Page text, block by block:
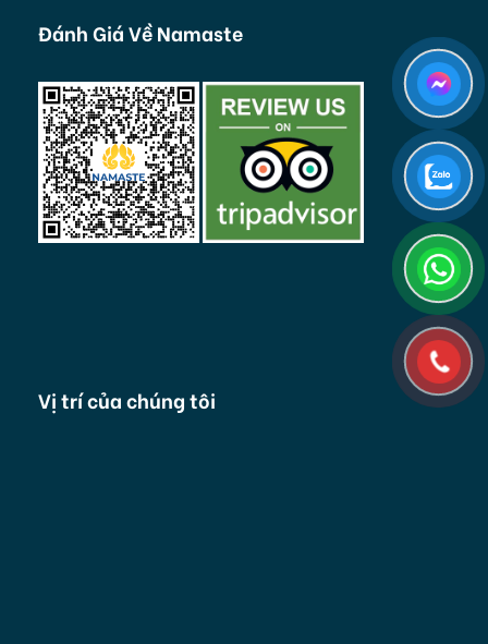
Đánh Giá Về Namaste
Vị trí của chúng tôi